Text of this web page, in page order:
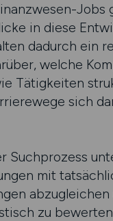
Jobs
in diese
dadurch ein
welche
Tätigkeiten
sich
Suchprozess
mit
zu